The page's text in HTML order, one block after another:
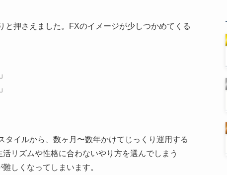
押さえました。FXのイメージが少しつかめてくる
イルから、数ヶ月〜数年かけてじっくり運用する
リズムや性格に合わないやり方を選んでしまう
しくなってしまいます。